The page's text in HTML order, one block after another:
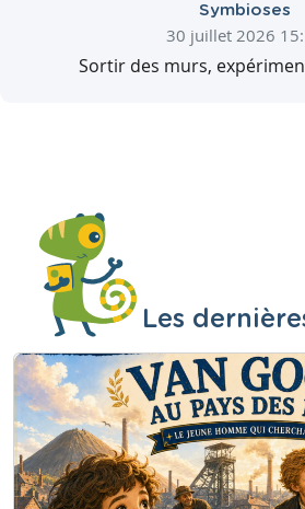
Symbioses
30 juillet 2026
Sortir des murs,
Les